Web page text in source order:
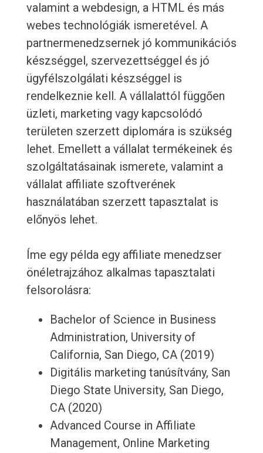
valamint a webdesign, a HTML és más
webes technológiák ismeretével. A
partnermenedzsernek jó kommunikációs
készséggel, szervezettséggel és jó
ügyfélszolgálati készséggel is
rendelkeznie kell. A vállalattól függően
üzleti, marketing vagy kapcsolódó
területen szerzett diplomára is szükség
lehet. Emellett a vállalat termékeinek és
szolgáltatásainak ismerete, valamint a
vállalat affiliate szoftverének
használatában szerzett tapasztalat is
előnyös lehet.
Íme egy példa egy affiliate menedzser
önéletrajzához alkalmas tapasztalati
felsorolásra:
Bachelor of Science in Business
Administration, University of
California, San Diego, CA (2019)
Digitális marketing tanúsítvány, San
Diego State University, San Diego,
CA (2020)
Advanced Course in Affiliate
Management, Online Marketing